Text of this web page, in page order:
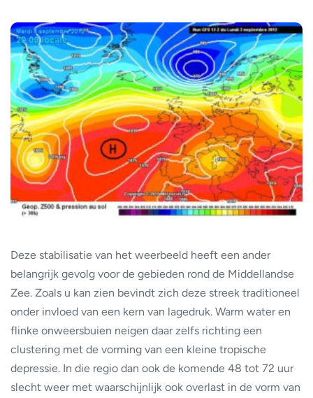
Deze stabilisatie van het weerbeeld heeft een ander
belangrijk gevolg voor de gebieden rond de Middellandse
Zee. Zoals u kan zien bevindt zich deze streek traditioneel
onder invloed van een kern van lagedruk. Warm water en
flinke onweersbuien neigen daar zelfs richting een
clustering met de vorming van een kleine tropische
depressie. In die regio dan ook de komende 48 tot 72 uur
slecht weer met waarschijnlijk ook overlast in de vorm van